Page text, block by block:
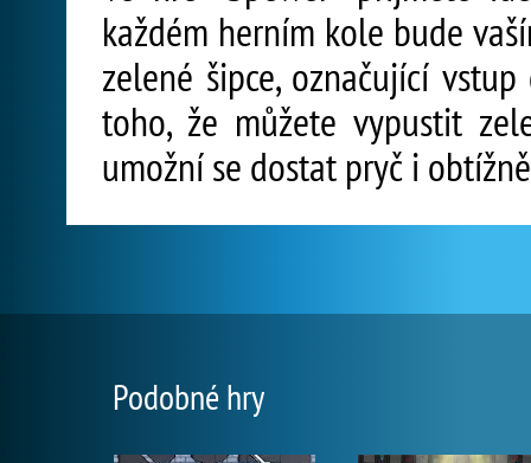
každém herním kole bude
zelené šipce, označující
toho, že můžete vypustit
umožní se dostat pryč i
Podobné hry